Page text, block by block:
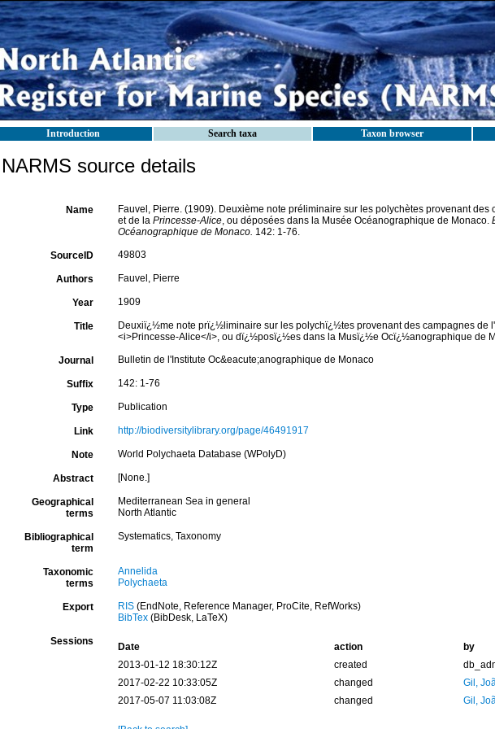
Introduction Search taxa Taxon browser
NARMS source details
Name Fauvel, Pierre. (1909). Deuxième note préliminaire sur les polychètes provenant des
et de la Princesse-Alice, ou déposées dans la Musée Océanographique de Monaco.
Océanographique de Monaco. 142: 1-76.
SourceID 49803
Authors Fauvel, Pierre
Year 1909
Title
Deuxiï¿½me note prï¿½liminaire sur les polychï¿½tes provenant des campagnes de
<i>Princesse-Alice</i>, ou dï¿½posï¿½es dans la Musï¿½e Ocï¿½anographique de
Journal Bulletin de l'Institute Oc&eacute;anographique de Monaco
Suffix 142: 1-76
Type Publication
Link http://biodiversitylibrary.org/page/46491917
Note World Polychaeta Database (WPolyD)
Abstract [None.]
Geographical
terms
Mediterranean Sea in general
North Atlantic
Bibliographical
term
Systematics, Taxonomy
Taxonomic
terms
Annelida
Polychaeta
Export RIS(EndNote, Reference Manager, ProCite, RefWorks)
BibTex(BibDesk, LaTeX)
Sessions Date action
by
2013-01-12 18:30:12Z
created
2017-02-22 10:33:05Z
changed
Gil,
2017-05-07 11:03:08Z
changed Gil,